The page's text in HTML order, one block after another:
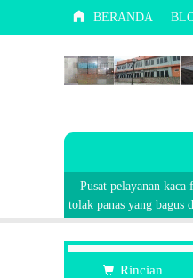
BERANDA
Pusat pelayanan
tolak panas yang bagus
Rincian